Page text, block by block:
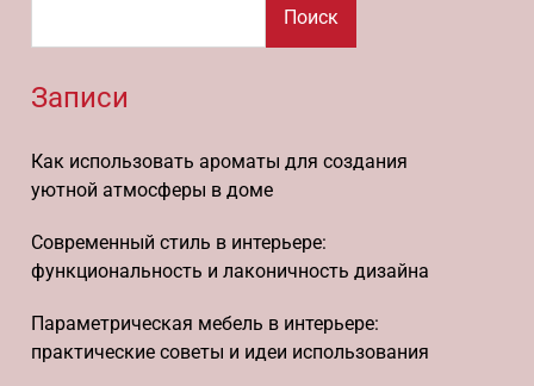
Поиск
Записи
Как использовать ароматы для создания
уютной атмосферы в доме
Современный стиль в интерьере:
функциональность и лаконичность дизайна
Параметрическая мебель в интерьере:
практические советы и идеи использования